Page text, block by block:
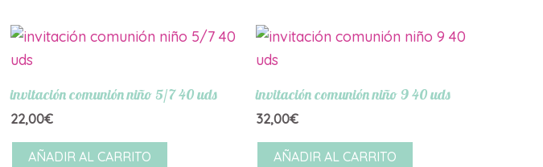
invitación comunión niño 5/7 40 uds
22,00€
AÑADIR AL CARRITO
invitación comunión niño 9 40 uds
32,00€
AÑADIR AL CARRITO